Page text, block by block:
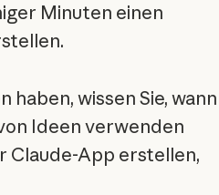
Minuten einen
haben, wissen Sie, wann
Ideen verwenden
Claude-App erstellen,